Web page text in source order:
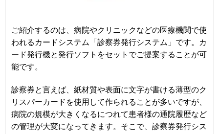
ご紹介するのは、病院やクリニックなどの医療機関で使
われるカードシステム「診察券発行システム」です。カ
ード発行機と発行ソフトをセットでご提案することが可
能です。
診察券と言えば、紙材質や表面に文字が書ける薄型のク
リスパーカードを使用して作られることが多いですが、
病院の規模が大きくなるにつれて患者様の通院履歴など
の管理が大変になってきます。そこで、診察券発行シス